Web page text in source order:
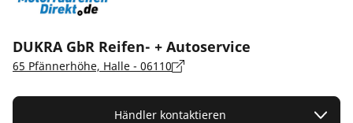
DUKRA GbR Reifen- + Autoservice
65 Pfännerhöhe, Halle - 06110
Händler kontaktieren